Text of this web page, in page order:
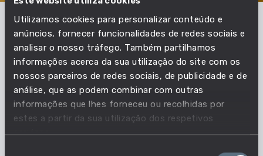
Utilizamos cookies para personalizar conteúdo e
anúncios, fornecer funcionalidades de redes sociais e
analisar o nosso tráfego. Também partilhamos
informações acerca da sua utilização do site com os
nossos parceiros de redes sociais, de publicidade e de
análise, que as podem combinar com outras
informações que lhes forneceu ou recolhidas por
estes a partir da sua utilização dos respetivos
serviços.
Em que profissões esta
competência é essencial?
Acompanha as necessidades do mercado de
trabalho e descobre quais as profissões em que